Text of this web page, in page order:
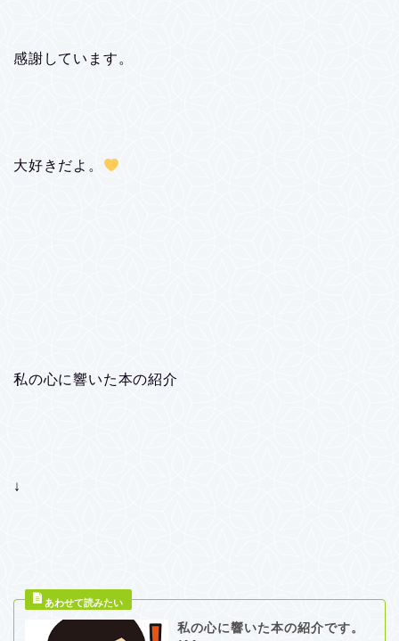
感謝しています。
大好きだよ。
私の心に響いた本の紹介
↓
私の心に響いた本の紹介です。